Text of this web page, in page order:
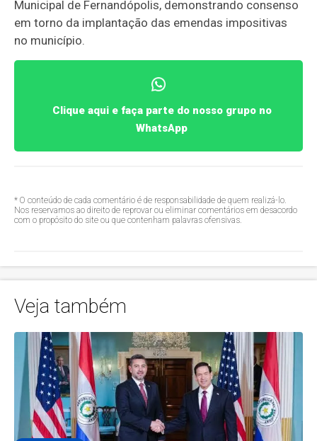
Municipal de Fernandópolis, demonstrando consenso
em torno da implantação das emendas impositivas
no município.
Clique aqui e faça parte do nosso grupo no
WhatsApp
* O conteúdo de cada comentário é de responsabilidade de quem realizá-lo.
Nos reservamos ao direito de reprovar ou eliminar comentários em desacordo
com o propósito do site ou que contenham palavras ofensivas.
Veja também